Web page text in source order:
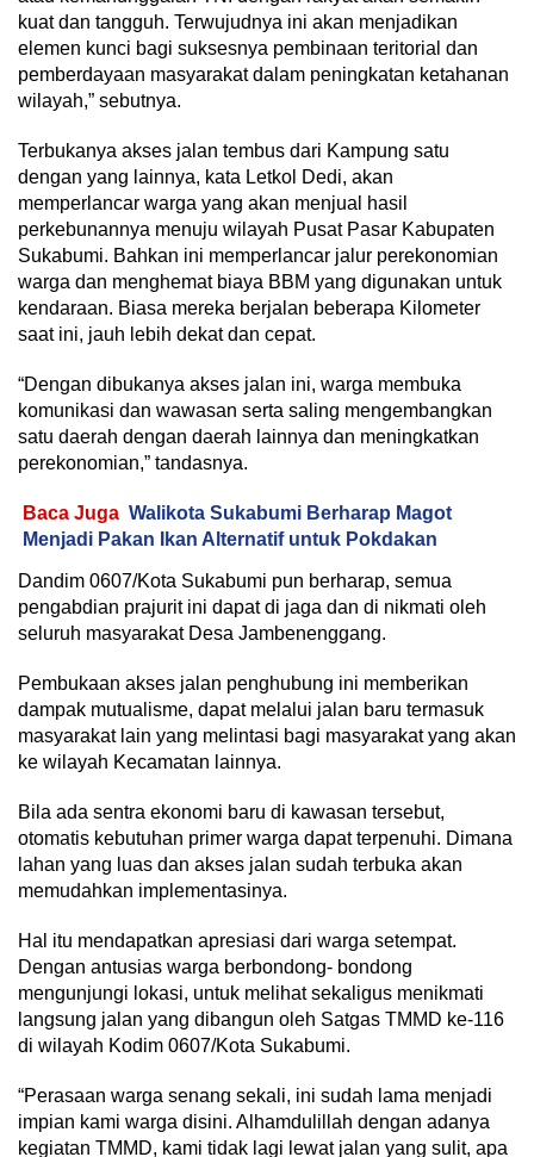
kuat dan tangguh. Terwujudnya ini akan menjadikan
elemen kunci bagi suksesnya pembinaan teritorial dan
pemberdayaan masyarakat dalam peningkatan ketahanan
wilayah,” sebutnya.
Terbukanya akses jalan tembus dari Kampung satu
dengan yang lainnya, kata Letkol Dedi, akan
memperlancar warga yang akan menjual hasil
perkebunannya menuju wilayah Pusat Pasar Kabupaten
Sukabumi. Bahkan ini memperlancar jalur perekonomian
warga dan menghemat biaya BBM yang digunakan untuk
kendaraan. Biasa mereka berjalan beberapa Kilometer
saat ini, jauh lebih dekat dan cepat.
“Dengan dibukanya akses jalan ini, warga membuka
komunikasi dan wawasan serta saling mengembangkan
satu daerah dengan daerah lainnya dan meningkatkan
perekonomian,” tandasnya.
Baca Juga Walikota Sukabumi Berharap Magot
Menjadi Pakan Ikan Alternatif untuk Pokdakan
Dandim 0607/Kota Sukabumi pun berharap, semua
pengabdian prajurit ini dapat di jaga dan di nikmati oleh
seluruh masyarakat Desa Jambenenggang.
Pembukaan akses jalan penghubung ini memberikan
dampak mutualisme, dapat melalui jalan baru termasuk
masyarakat lain yang melintasi bagi masyarakat yang akan
ke wilayah Kecamatan lainnya.
Bila ada sentra ekonomi baru di kawasan tersebut,
otomatis kebutuhan primer warga dapat terpenuhi. Dimana
lahan yang luas dan akses jalan sudah terbuka akan
memudahkan implementasinya.
Hal itu mendapatkan apresiasi dari warga setempat.
Dengan antusias warga berbondong- bondong
mengunjungi lokasi, untuk melihat sekaligus menikmati
langsung jalan yang dibangun oleh Satgas TMMD ke-116
di wilayah Kodim 0607/Kota Sukabumi.
“Perasaan warga senang sekali, ini sudah lama menjadi
impian kami warga disini. Alhamdulillah dengan adanya
kegiatan TMMD, kami tidak lagi lewat jalan yang sulit, apa